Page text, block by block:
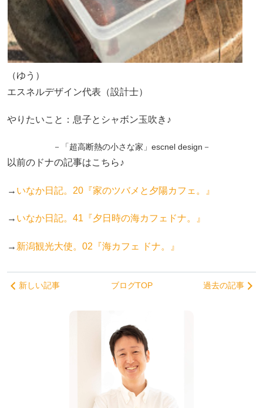
（ゆう）
エスネルデザイン代表（設計士）
やりたいこと：息子とシャボン玉吹き♪
－「超高断熱の小さな家」escnel design－
以前のドナの記事はこちら♪
→ いなか日記。20『家のツバメと夕陽カフェ。』
→ いなか日記。41『夕日時の海カフェドナ。』
→ 新潟観光大使。02『海カフェ ドナ。』
新しい記事 ブログTOP 過去の記事